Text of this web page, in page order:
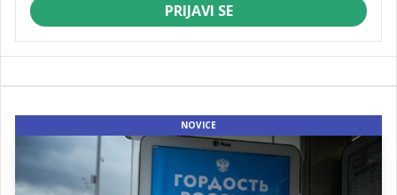
PRIJAVI SE
NOVICE